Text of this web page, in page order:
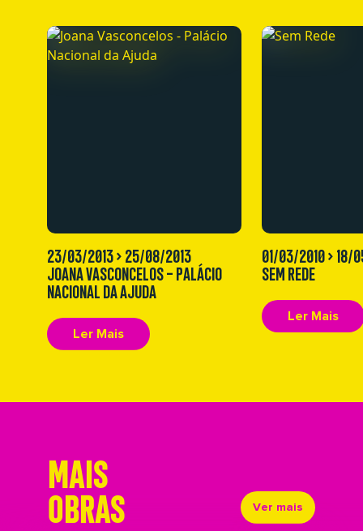
23/03/2013 > 25/08/2013
JOANA VASCONCELOS - PALÁCIO
NACIONAL DA AJUDA
Ler Mais
01/03/2010 > 18/
SEM REDE
Ler Mais
MAIS
OBRAS Ver mais